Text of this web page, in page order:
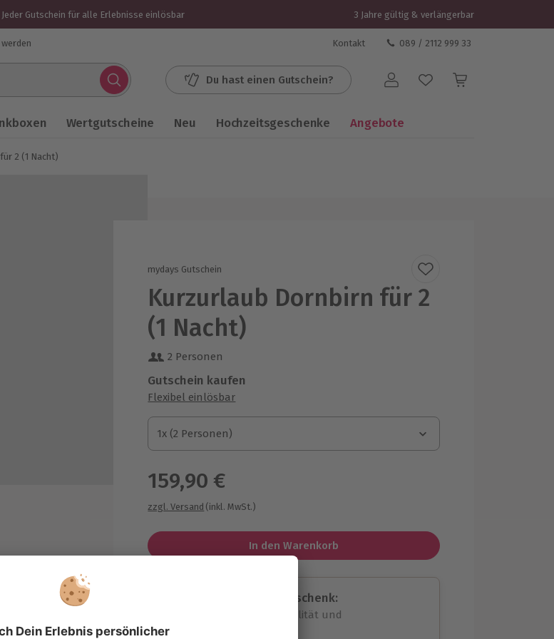
Jeder Gutschein für alle Erlebnisse einlösbar 3 Jahre gültig & verlängerbar
Kontakt 089 / 2112 999 33
Du hast einen Gutschein? Benutzerkonto
Wertgutscheine Neu Hochzeitsgeschenke Angebote
2 (1 Nacht)
mydays Gutschein
Kurzurlaub Dornbirn für 2
(1 Nacht)
2 Personen
Gutschein kaufen
Flexibel einlösbar
1x (2 Personen)
1x (2 Personen)
1x (2 Personen)
159,90 €
zzgl. Versand (inkl. MwSt.)
In den Warenkorb
Immer das passende Geschenk:
Große Auswahl, volle Flexibilität und
maximale Sicherheit
Wyndham